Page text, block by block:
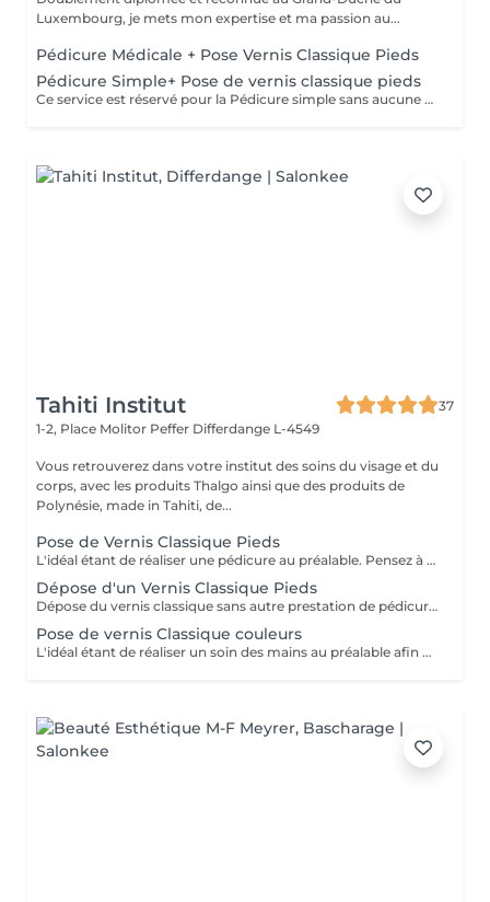
Luxembourg, je mets mon expertise et ma passion au...
Pédicure Médicale + Pose Vernis Classique Pieds
Pédicure Simple+ Pose de vernis classique pieds
Ce service est réservé pour la Pédicure simple sans aucune pathologie particulier(ongle incarné/callosités ou mycoses=Pédicure Médicale)
Tahiti Institut
37
1-2, Place Molitor Peffer Differdange L-4549
Vous retrouverez dans votre institut des soins du visage et du
corps, avec les produits Thalgo ainsi que des produits de
Polynésie, made in Tahiti, de...
Pose de Vernis Classique Pieds
L'idéal étant de réaliser une pédicure au préalable. Pensez à prendre des tongs si vous posez un vernis classique sur les pieds. Seule la pose de vernis est inclus dans cette prestation (pas de coupage, limage, retrait des cuticules). Pensez à sélectionner "dépose de vernis classique" si je dois retirer celui que vous portez actuellement.
Dépose d'un Vernis Classique Pieds
Dépose du vernis classique sans autre prestation de pédicure avec dissolvant.
Pose de vernis Classique couleurs
L'idéal étant de réaliser un soin des mains au préalable afin que les ongles soient égaux et que les cuticules soient repoussées. Seule la pose de vernis est inclus dans cette prestation. Pensez à sélectionner "dépose de vernis classique" si je dois retirer votre vernis classique actuel.